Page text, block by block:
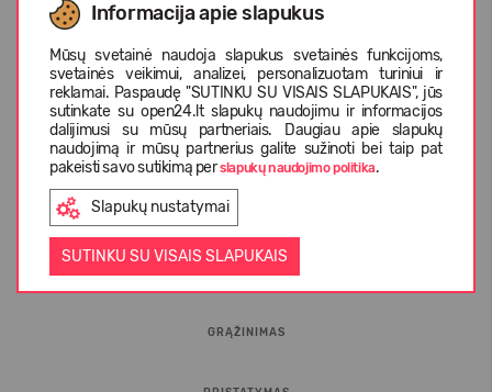
Informacija apie slapukus
Mūsų svetainė naudoja slapukus svetainės funkcijoms,
svetainės veikimui, analizei, personalizuotam turiniui ir
reklamai. Paspaudę "SUTINKU SU VISAIS SLAPUKAIS", jūs
sutinkate su open24.lt slapukų naudojimu ir informacijos
dalijimusi su mūsų partneriais. Daugiau apie slapukų
naudojimą ir mūsų partnerius galite sužinoti bei taip pat
pakeisti savo sutikimą perslapukų naudojimo politika.
Slapukų nustatymai
SUTINKU SU VISAIS SLAPUKAIS
INFORMACIJA PIRKĖJUI
GRĄŽINIMAS